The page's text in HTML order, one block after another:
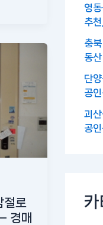
절로
경매
영
추
충
동
단
공
괴
공
카